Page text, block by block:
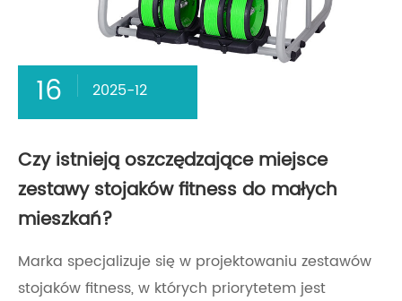
16 2025-12
Czy istnieją oszczędzające miejsce
zestawy stojaków fitness do małych
mieszkań?
Marka specjalizuje się w projektowaniu zestawów
stojaków fitness, w których priorytetem jest